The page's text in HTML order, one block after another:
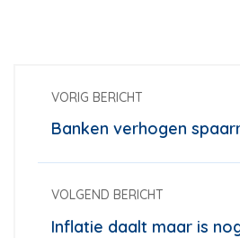
VORIG BERICHT
Banken verhogen
VOLGEND BERICHT
Inflatie daalt maar is